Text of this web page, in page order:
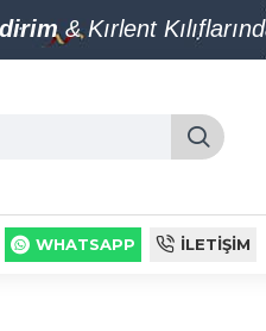
& Kırlent
WHATSAPP İLETIŞIM